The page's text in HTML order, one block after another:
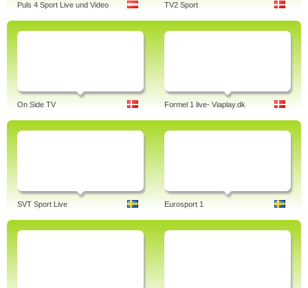
Puls 4 Sport Live und Video TV2 Sport
On Side TV Formel 1 live- Viaplay.dk
SVT Sport Live Eurosport 1